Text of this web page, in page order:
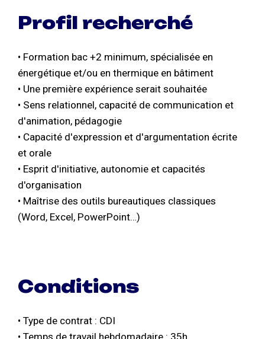
Profil recherché
• Formation bac +2 minimum, spécialisée en
énergétique et/ou en thermique en bâtiment
• Une première expérience serait souhaitée
• Sens relationnel, capacité de communication et
d'animation, pédagogie
• Capacité d'expression et d'argumentation écrite
et orale
• Esprit d'initiative, autonomie et capacités
d'organisation
• Maîtrise des outils bureautiques classiques
(Word, Excel, PowerPoint…)
Conditions
• Type de contrat : CDI